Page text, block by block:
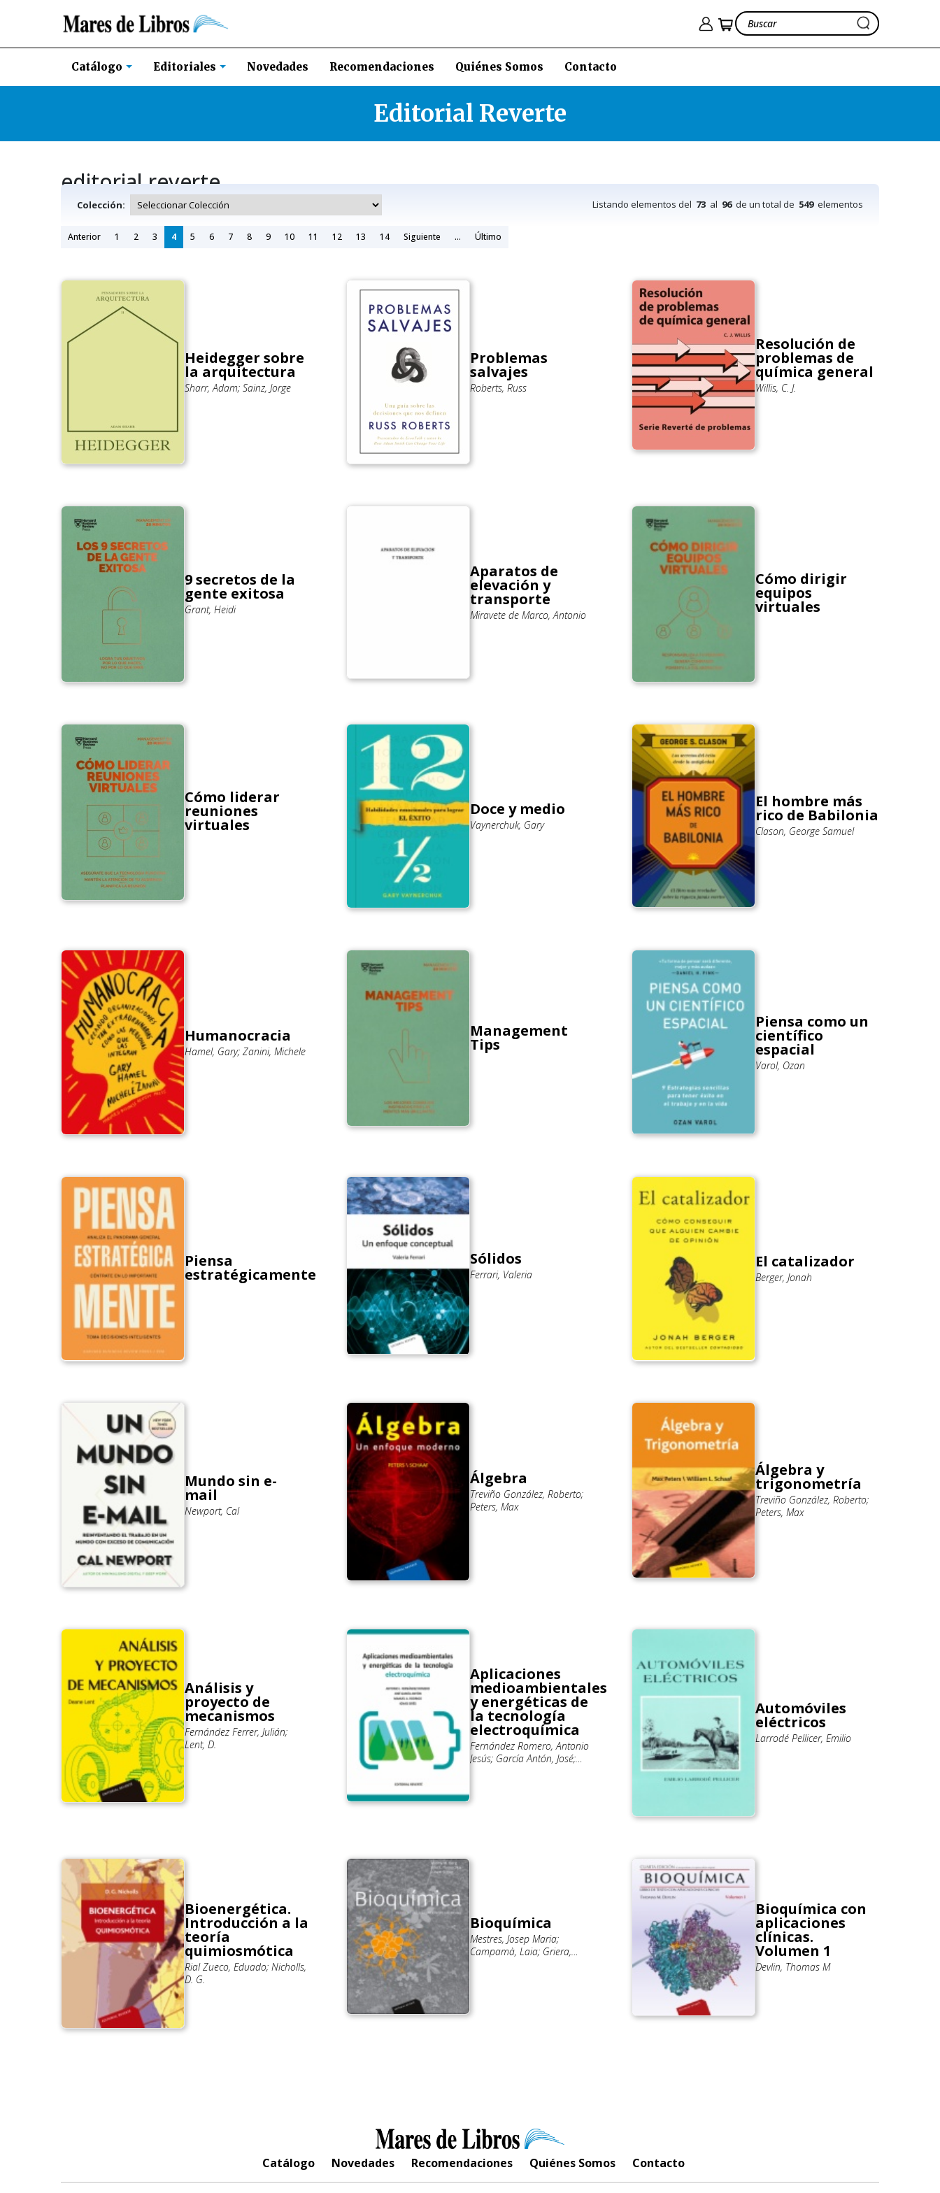
Catálogo Editoriales Novedades Recomendaciones Quiénes Somos Contacto
Editorial Reverte
editorial reverte
Colección: Listando elementos del 73 al 96de un total de 549elementos
Anterior 1 2 3 4 5 6 7 8 9 10 11 12 13 14 Siguiente ... Último
Heidegger sobre
la arquitectura
Sharr, Adam; Sainz, Jorge
Problemas
salvajes
Roberts, Russ
Resolución de
problemas de
química general
Willis, C. J.
9 secretos de la
gente exitosa
Grant, Heidi
Aparatos de
elevación y
transporte
Miravete de Marco, Antonio
Cómo dirigir
equipos
virtuales
Cómo liderar
reuniones
virtuales
Doce y medio
Vaynerchuk, Gary
El hombre más
rico de Babilonia
Clason, George Samuel
Humanocracia
Hamel, Gary; Zanini, Michele
Management
Tips
Piensa como un
científico
espacial
Varol, Ozan
Piensa
estratégicamente
Sólidos
Ferrari, Valeria
El catalizador
Berger, Jonah
Mundo sin e-
mail
Newport, Cal
Álgebra
Treviño González, Roberto;
Peters, Max
Álgebra y
trigonometría
Treviño González, Roberto;
Peters, Max
Análisis y
proyecto de
mecanismos
Fernández Ferrer, Julián;
Lent, D.
Aplicaciones
medioambientales
y energéticas de
la tecnología
electroquímica
Fernández Romero, Antonio
Jesús; García Antón, José;
Automóviles
eléctricos
Larrodé Pellicer, Emilio
Bioenergética.
Introducción a la
teoría
quimiosmótica
Rial Zueco, Eduado; Nicholls,
D. G.
Bioquímica
Mestres, Josep Maria;
Campamà, Laia; Griera,
Bioquímica con
aplicaciones
clínicas.
Volumen 1
Devlin, Thomas M
Catálogo Novedades Recomendaciones Quiénes Somos Contacto